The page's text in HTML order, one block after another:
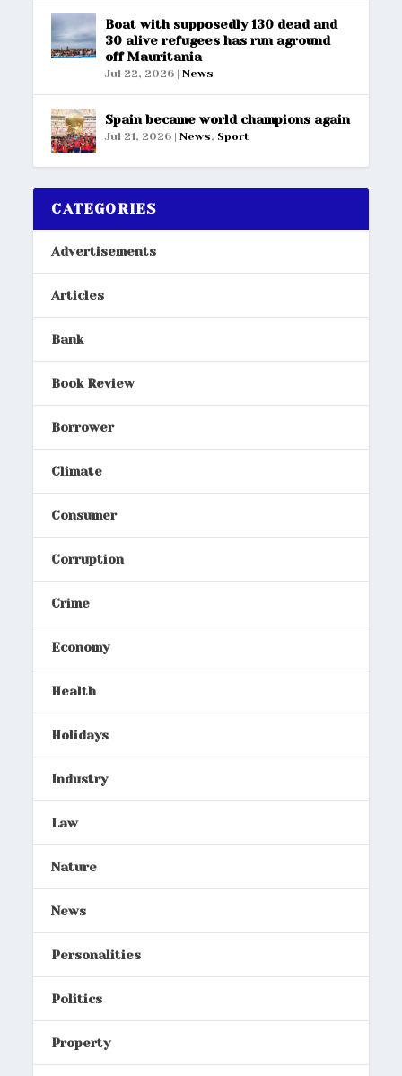
Boat with supposedly 130 dead and
30 alive refugees has run aground
off Mauritania
Jul 22, 2026 |News
Spain became world champions again
Jul 21, 2026 |News, Sport
CATEGORIES
Advertisements
Articles
Bank
Book Review
Borrower
Climate
Consumer
Corruption
Crime
Economy
Health
Holidays
Industry
Law
Nature
News
Personalities
Politics
Property